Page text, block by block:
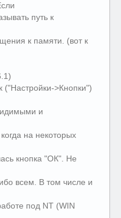
путь к
к памяти. (вот к
("Настройки->Кнопки")
и
на некоторых
кнопка "ОК". Не
всем. В том числе и
под NT (WIN